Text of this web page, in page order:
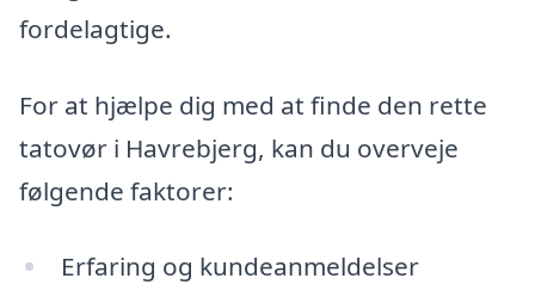
fordelagtige.
For at hjælpe dig med at finde den rette
tatovør i Havrebjerg, kan du overveje
følgende faktorer:
Erfaring og kundeanmeldelser